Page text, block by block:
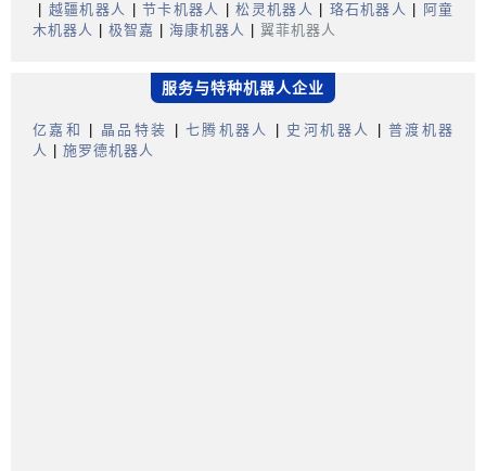
越疆机器人 节卡机器人 |松灵机器人 珞石机器人
阿童
木机器人
极智嘉 海康机器人 翼菲机器人
服务与特种机器人企业
亿嘉和 晶品特装 七腾机器人 史河机器人
普渡机器
人
施罗德机器人